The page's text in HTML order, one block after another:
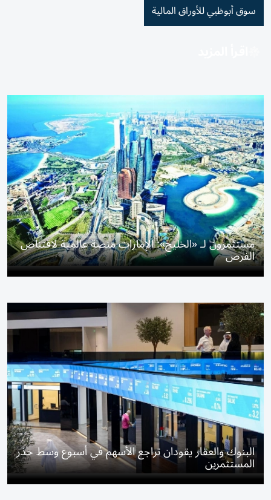
سوق أبوظبي للأوراق المالية
مستثمرون لـ «الخليج»: الإمارات منصة عالمية لاقتناص
الفرص
البنوك والعقار يقودان تراجع الأسهم في أسبوع وسط حذر
المستثمرين